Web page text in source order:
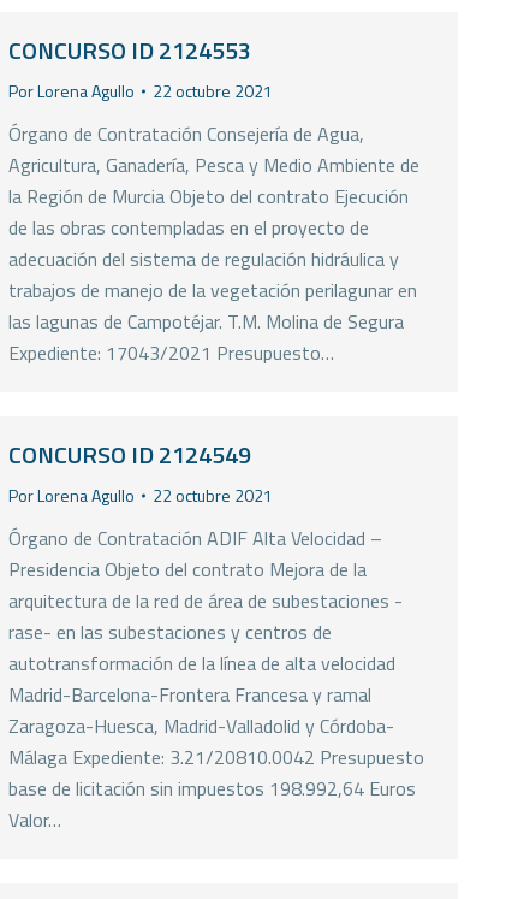
CONCURSO ID 2124553
PorLorena Agullo 22 octubre 2021
Órgano de Contratación Consejería de Agua,
Agricultura, Ganadería, Pesca y Medio Ambiente de
la Región de Murcia Objeto del contrato Ejecución
de las obras contempladas en el proyecto de
adecuación del sistema de regulación hidráulica y
trabajos de manejo de la vegetación perilagunar en
las lagunas de Campotéjar. T.M. Molina de Segura
Expediente: 17043/2021 Presupuesto…
CONCURSO ID 2124549
PorLorena Agullo 22 octubre 2021
Órgano de Contratación ADIF Alta Velocidad –
Presidencia Objeto del contrato Mejora de la
arquitectura de la red de área de subestaciones -
rase- en las subestaciones y centros de
autotransformación de la línea de alta velocidad
Madrid-Barcelona-Frontera Francesa y ramal
Zaragoza-Huesca, Madrid-Valladolid y Córdoba-
Málaga Expediente: 3.21/20810.0042 Presupuesto
base de licitación sin impuestos 198.992,64 Euros
Valor…